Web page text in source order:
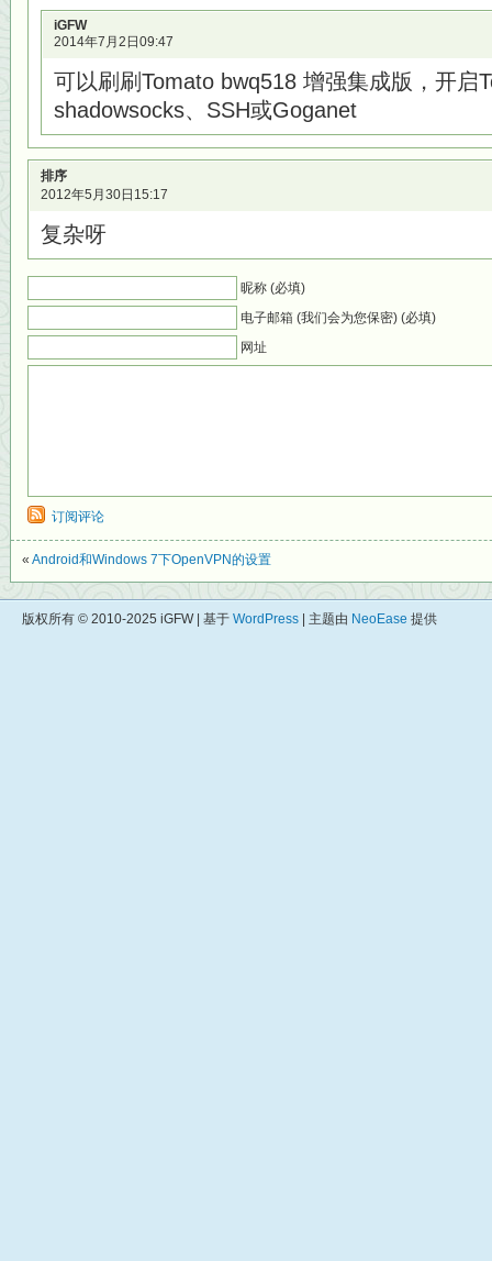
iGFW
2014年7月2日09:47
可以刷刷Tomato bwq518 增强集成版，开启
shadowsocks、SSH或Goganet
排序
2012年5月30日15:17
复杂呀
昵称 (必填)
电子邮箱 (我们会为您保密) (必填)
网址
订阅评论
« Android和Windows 7下OpenVPN的设置
版权所有 © 2010-2025 iGFW | 基于 WordPress | 主题由 NeoEase 提供